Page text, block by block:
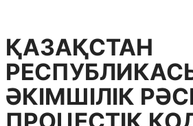
ҚАЗАҚСТАН
ӘКІМШІЛІК